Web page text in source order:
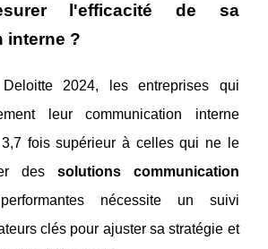
l'efficacité de sa
interne ?
2024, les entreprises qui
leur communication interne
fois supérieur à celles qui ne le
des solutions communication
nécessite un suivi
clés pour ajuster sa stratégie et